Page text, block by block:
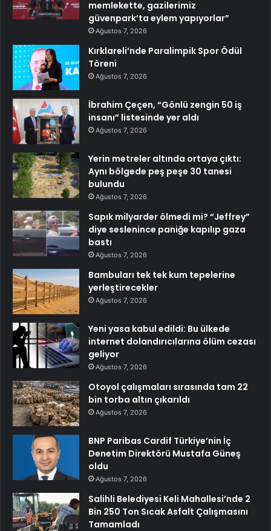
memlekette, gazilerimiz
güvenpark’ta eylem yapıyorlar”
Ağustos 7, 2026
Kırklareli’nde Paralimpik Spor Ödül
Töreni
Ağustos 7, 2026
İbrahim Çeçen, “Gönlü zengin 50 iş
insanı” listesinde yer aldı
Ağustos 7, 2026
Yerin metreler altında ortaya çıktı:
Aynı bölgede peş peşe 30 tanesi
bulundu
Ağustos 7, 2026
Sapık milyarder ölmedi mi? “Jeffrey”
diye seslenince paniğe kapılıp gaza
bastı
Ağustos 7, 2026
Bambuları tek tek kum tepelerine
yerleştirecekler
Ağustos 7, 2026
Yeni yasa kabul edildi: Bu ülkede
internet dolandırıcılarına ölüm cezası
geliyor
Ağustos 7, 2026
Otoyol çalışmaları sırasında tam 22
bin torba altın çıkarıldı
Ağustos 7, 2026
BNP Paribas Cardif Türkiye’nin İç
Denetim Direktörü Mustafa Güneş
oldu
Ağustos 7, 2026
Salihli Belediyesi Keli Mahallesi’nde 2
Bin 250 Ton Sıcak Asfalt Çalışmasını
Tamamladı